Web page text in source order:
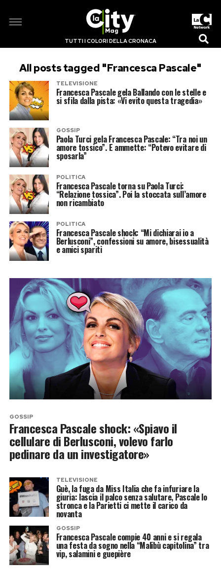
TUTTI I COLORI DELLA CRONACA
All posts tagged "Francesca Pascale"
TELEVISIONE
Francesca Pascale gela Ballando con le stelle e
si sfila dalla pista: «Vi evito questa tragedia»
GOSSIP
Paola Turci gela Francesca Pascale: “Tra noi un
amore tossico”. E ammette: “Potevo evitare di
sposarla”
POLITICA
Francesca Pascale torna su Paola Turci:
“Relazione tossica”. Poi la stoccata sull’amore
non ricambiato
POLITICA
Francesca Pascale shock: “Mi dichiarai io a
Berlusconi”, confessioni su amore, bisessualità
e amici spariti
GOSSIP
Francesca Pascale shock: «Spiavo il
cellulare di Berlusconi, volevo farlo
pedinare da un investigatore»
TELEVISIONE
Guè, la fuga da Miss Italia che fa infuriare la
giuria: lascia il palco senza salutare, Pascale lo
stronca e la Parietti ci mette il carico da
novanta
GOSSIP
Francesca Pascale compie 40 anni e si regala
una festa da sogno nella “Malibù capitolina” tra
vip, salamini e guepière